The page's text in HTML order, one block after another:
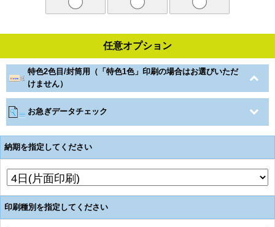
任意オプション
特色2色目/封筒用（「特色1色」印刷の場合はお選びいただ
けません）
お急ぎデータチェック
納期を指定してください
印刷種別を指定してください